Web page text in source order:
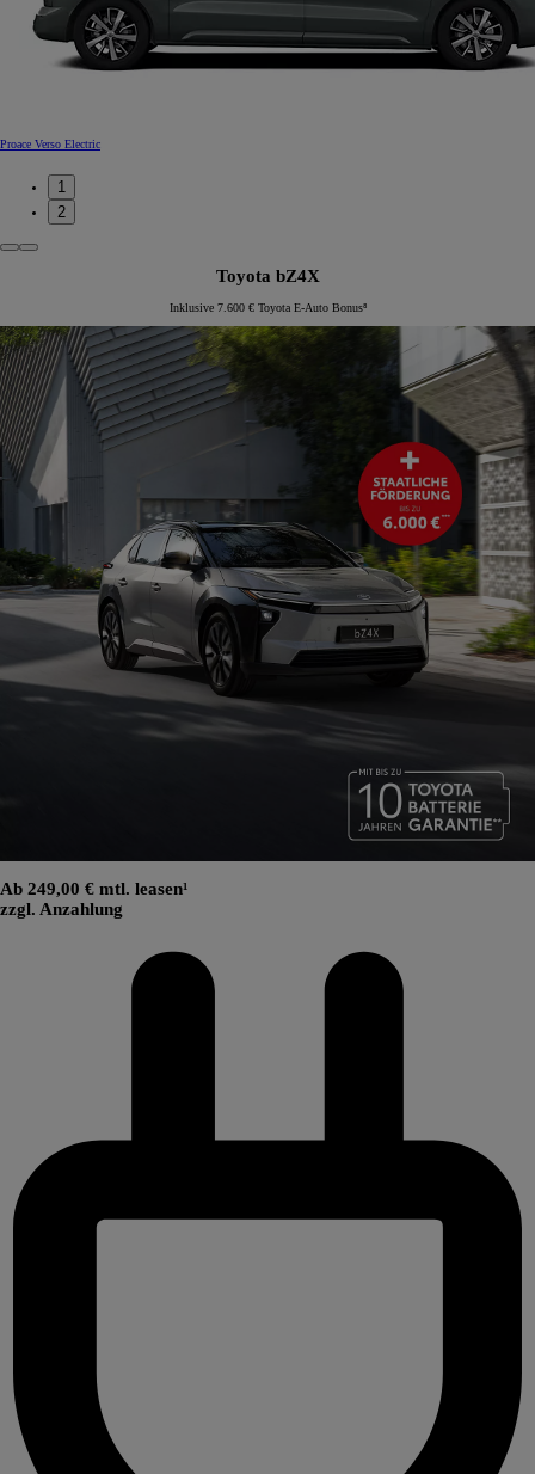
Proace Verso Electric
1
2
Toyota bZ4X
Inklusive 7.600 € Toyota E-Auto Bonus⁸
Ab 249,00 € mtl. leasen¹
zzgl. Anzahlung